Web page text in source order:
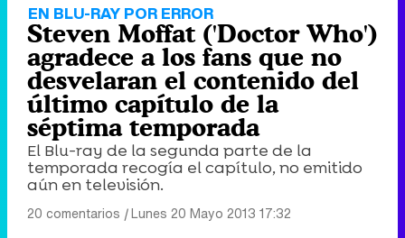
EN BLU-RAY POR ERROR
Steven Moffat ('Doctor Who')
agradece a los fans que no
desvelaran el contenido del
último capítulo de la
séptima temporada
El Blu-ray de la segunda parte de la
temporada recogía el capítulo, no emitido
aún en televisión.
20 comentarios |Lunes 20 Mayo 2013 17:32